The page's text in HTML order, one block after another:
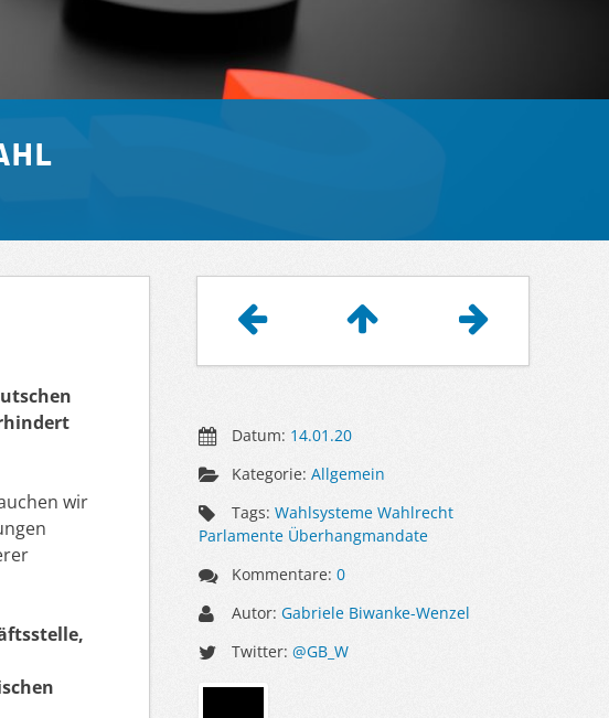
wir
Datum: 14.01.20
Kategorie:Allgemein
Tags: Wahlsysteme Wahlrecht
Parlamente Überhangmandate
Kommentare:0
Autor:Gabriele Biwanke-Wenzel
Twitter:@GB_W